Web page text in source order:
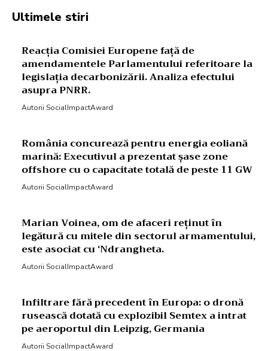
Ultimele stiri
Reacția Comisiei Europene față de
amendamentele Parlamentului referitoare la
legislația decarbonizării. Analiza efectului
asupra PNRR.
Autorii SocialImpactAward
România concurează pentru energia eoliană
marină: Executivul a prezentat șase zone
offshore cu o capacitate totală de peste 11 GW
Autorii SocialImpactAward
Marian Voinea, om de afaceri reținut în
legătură cu mitele din sectorul armamentului,
este asociat cu ‘Ndrangheta.
Autorii SocialImpactAward
Infiltrare fără precedent în Europa: o dronă
rusească dotată cu explozibil Semtex a intrat
pe aeroportul din Leipzig, Germania
Autorii SocialImpactAward